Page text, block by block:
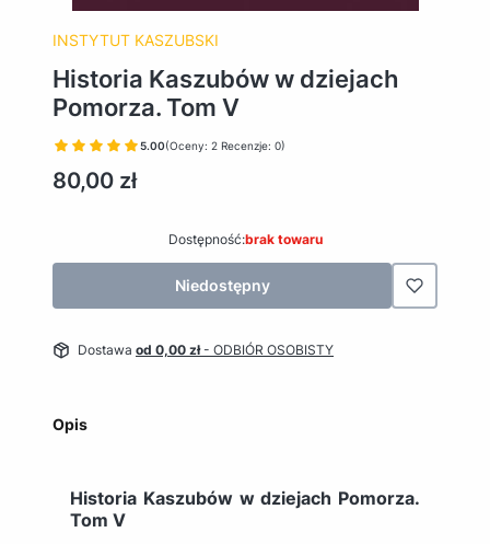
INSTYTUT KASZUBSKI
Historia Kaszubów w dziejach
Pomorza. Tom V
5.00(Oceny: 2 Recenzje: 0)
Cena
80,00 zł
Dostępność:brak towaru
Niedostępny
Dostawa od 0,00 zł- ODBIÓR OSOBISTY
Opis
Historia Kaszubów w dziejach Pomorza.
Tom V